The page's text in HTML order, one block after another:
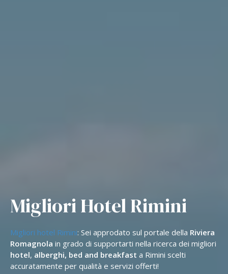
Migliori Hotel Rimini
Migliori hotel Rimini: Sei approdato sul portale della Riviera
Romagnola in grado di supportarti nella ricerca dei migliori
hotel, alberghi, bed and breakfast a Rimini scelti
accuratamente per qualità e servizi offerti!